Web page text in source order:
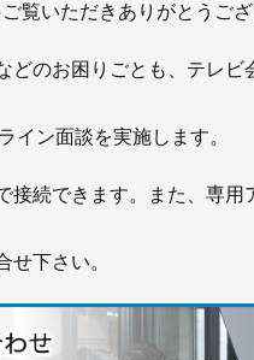
覧いただきありがとうござ
どのお困りごとも、テレ
イン面談を実施します。
続できます。また、専用
下さい。